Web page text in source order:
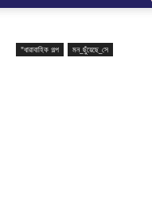
"ধারাবাহিক গল্প মন_ছুঁয়েছে_সে